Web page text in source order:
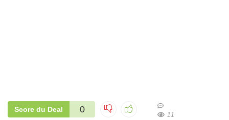
Score du Deal 0
11